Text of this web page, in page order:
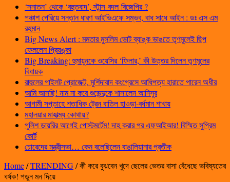
‘সনাতন’ থেকে ‘বহুতবাদ’, স্টান্স বদল বিজেপির ?
পঞ্চাশ পেরিয়ে সন্তান ধারণ আইভিএফে সম্ভব, বাধ সাধে আইন : ডঃ এস এম
রহমান
Big News Alert : মমতার মুসলিম ভোট ব্যাঙ্ক ভাঙতে তৃণমূলেই ছিপ
ফেললেন প্রিয়ঙ্কা
Big Breaking: হুমায়ুনকে ওয়েসির ‘ফিলার,’ কী উত্তর দিলেন তৃণমূলের
বিধায়ক
রাহুলের পাইলট প্রোজেক্ট, মুর্শিদাবাদ কংগ্রেসে আধিপত্য হারাতে পারেন অধীর
আমি আসছি! নাম না করে শুভেন্দুকে শাসালেন আনিসুর
আগামী সপ্তাহে শতাধিক ট্রেন বাতিল হাওড়া-বর্ধমান শাখায়
মহালয়ার মাহাত্ম্য কোথায়?
পুলিশ ডায়রির আগেই পোস্টমর্টেম! দাহ করার পর এফআইআর! বিস্মিত সুপ্রিম
কোর্ট
চোরেদের মন্ত্রীসভা… কেন বলেছিলেন বাঙালিয়ানার প্রতীক
Home/TRENDING/কী করে বুঝবেন খুদে ছেলের ভেতর বাসা বেঁধেছে ভবিষ্যতের
ধর্ষক! পড়ুন মন দিয়ে